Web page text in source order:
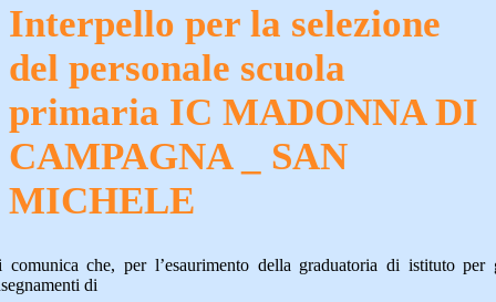
Interpello per la selezione
del personale scuola
primaria IC MADONNA DI
CAMPAGNA _ SAN
MICHELE
comunica che, per l’esaurimento della graduatoria di istituto per
di